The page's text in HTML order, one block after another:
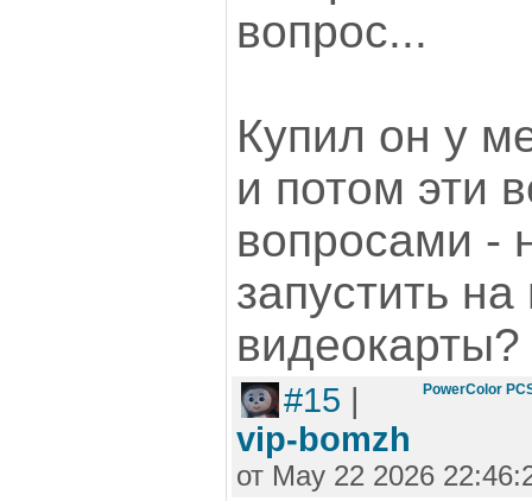
вопрос...
Купил он у
и потом эти
вопросами -
запустить
видеокарты?
PowerColor
#15 |
vip-bomzh
от May 22 2026